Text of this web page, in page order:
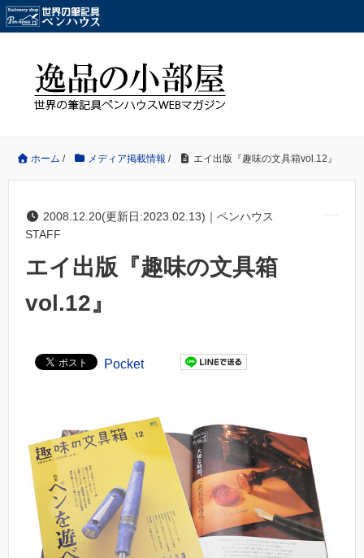
ホーム / メディア掲載情報 / エイ出版『趣味の文具箱vol.12』
2008.12.20(更新日:2023.02.13)｜ペンハウス
STAFF
エイ出版『趣味の文具箱
vol.12』
Pocket